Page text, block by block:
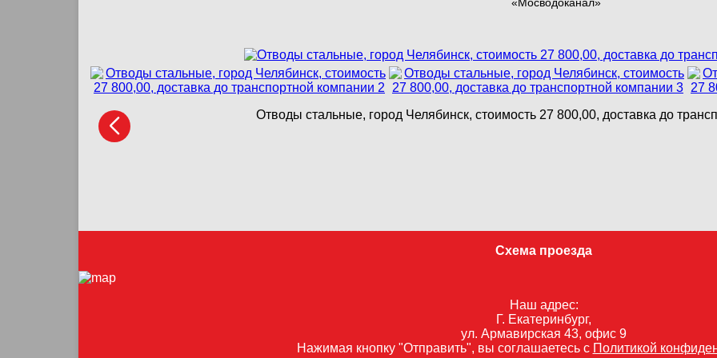
«Мосводоканал»
Отводы стальные, город Челябинск, стоимость 27 800,00, доставка до
Схема проезда
Наш адрес:
Г. Екатеринбург,
ул. Армавирская 43, офис 9
Нажимая кнопку "Отправить", вы соглашаетесь с Политикой